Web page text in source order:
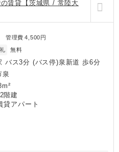
賃貸【茨城県 / 常陸大
管理費 4,500円
礼 無料
バス3分 (バス停)泉新道 歩6分
泉
階建
貸アパート